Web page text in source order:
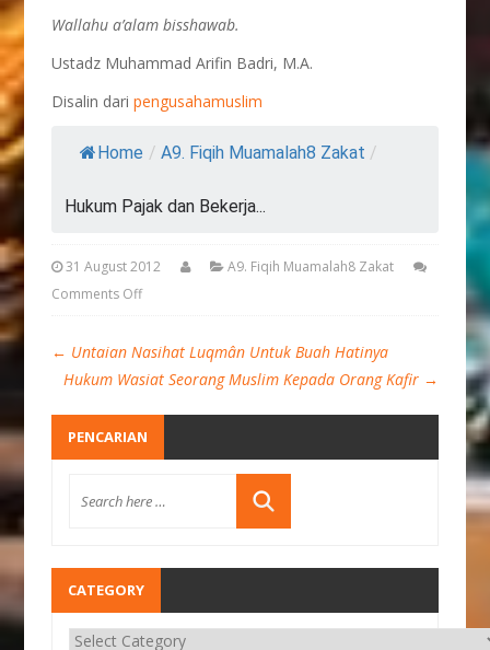
Wallahu a’alam bisshawab.
Ustadz Muhammad Arifin Badri, M.A.
Disalin daripengusahamuslim
Home / A9. Fiqih Muamalah8 Zakat /
Hukum Pajak dan Bekerja...
31 August 2012
A9. Fiqih Muamalah8 Zakat
Comments Off
← Untaian Nasihat Luqmân Untuk Buah Hatinya
Hukum Wasiat Seorang Muslim Kepada Orang Kafir →
PENCARIAN
CATEGORY